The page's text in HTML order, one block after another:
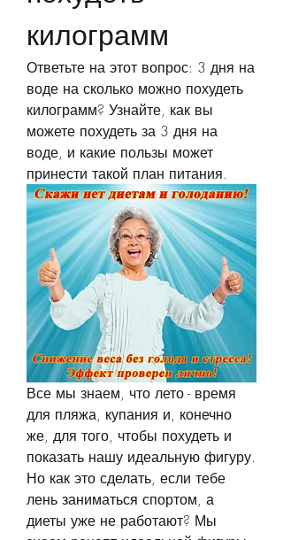
килограмм
Ответьте на этот вопрос: 3 дня на
воде на сколько можно похудеть
килограмм? Узнайте, как вы
можете похудеть за 3 дня на
воде, и какие пользы может
принести такой план питания.
Все мы знаем, что лето - время
для пляжа, купания и, конечно
же, для того, чтобы похудеть и
показать нашу идеальную фигуру.
Но как это сделать, если тебе
лень заниматься спортом, а
диеты уже не работают? Мы